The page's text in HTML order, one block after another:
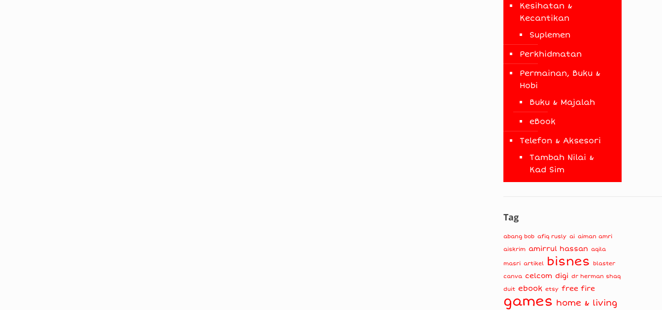
Kesihatan &
Kecantikan
Suplemen
Perkhidmatan
Permainan, Buku &
Hobi
Buku & Majalah
eBook
Telefon & Aksesori
Tambah Nilai &
Kad Sim
Tag
abang bob afiq rusly ai aiman amri
aiskrim amirrul hassan aqila
masri artikel bisnes
blaster
canva celcom digi dr herman shaq
duit ebook etsy free fire
games home & living